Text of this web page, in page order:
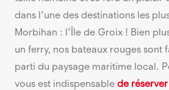
dans l’une des destinations les
Morbihan : l’Île de Groix ! Bien
un ferry, nos bateaux rouges sont
parti du paysage maritime local.
vous est indispensable de